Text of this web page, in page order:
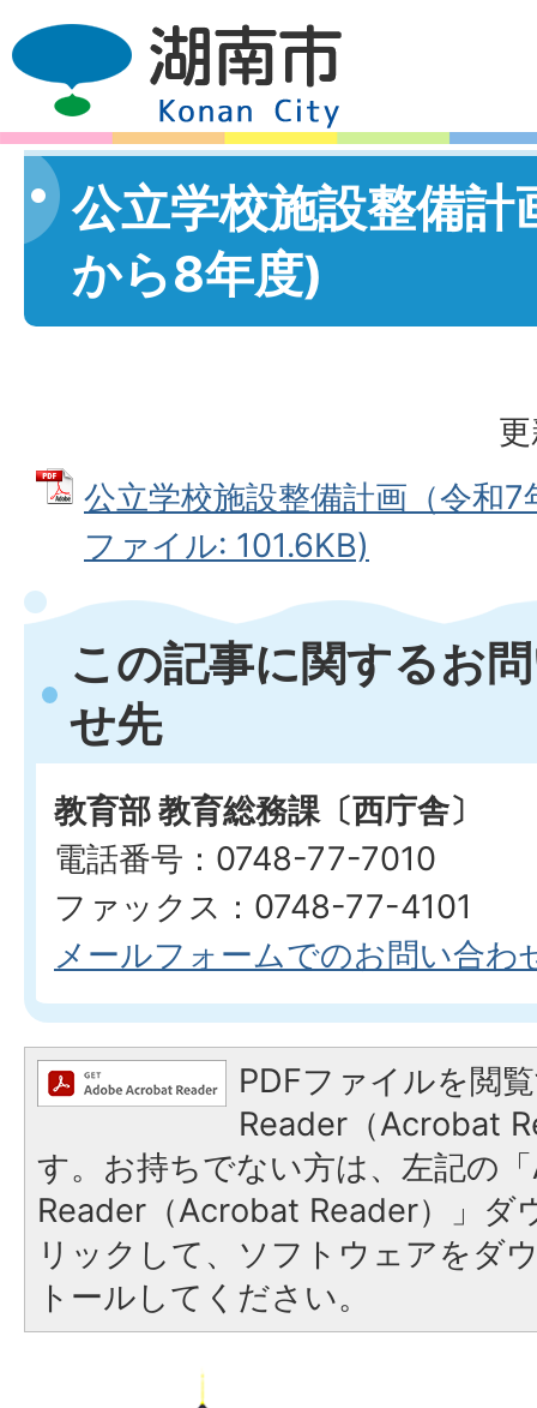
公立学校施設整備計
から8年度)
公立学校施設整備計画（令和
ファイル: 101.6KB)
この記事に関するお
せ先
教育部 教育総務課〔西庁舎〕
電話番号：0748-77-7010
ファックス：0748-77-4101
メールフォームでのお問い合わ
PDFファイルを閲
Reader（Acrobat
す。お持ちでない方は、左記の
Reader（Acrobat Reader）」ダ
リックして、ソフトウェアをダ
トールしてください。